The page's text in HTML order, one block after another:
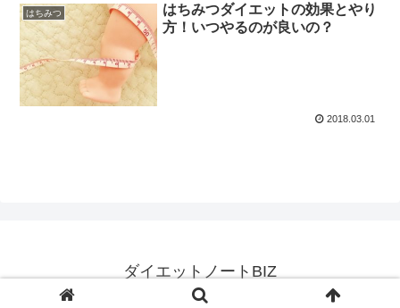
はちみつ
はちみつダイエットの効果とやり
方！いつやるのが良いの？
2018.03.01
ダイエットノートBIZ
© 2017 ダイエットノートBIZ.